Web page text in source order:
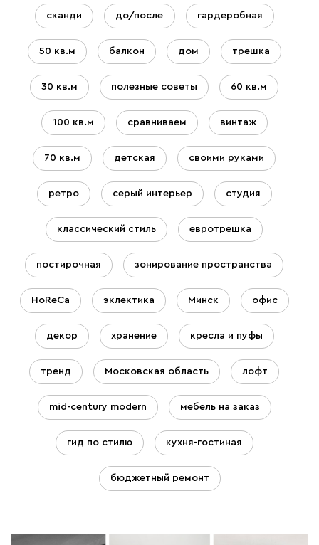
сканди до/после гардеробная
50 кв.м балкон дом трешка
30 кв.м полезные советы 60 кв.м
100 кв.м сравниваем винтаж
70 кв.м детская своими руками
ретро серый интерьер студия
классический стиль евротрешка
постирочная зонирование пространства
HoReCa эклектика Минск офис
декор хранение кресла и пуфы
тренд Московская область лофт
mid-century modern мебель на заказ
гид по стилю кухня-гостиная
бюджетный ремонт